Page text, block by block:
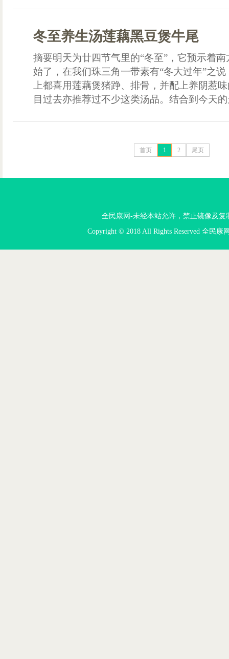
冬至养生汤莲藕黑豆煲牛尾
摘要明天为廿四节气里的“冬至”，它预示着
始了，在我们珠三角一带素有“冬大过年”之
上都喜用莲藕煲猪踭、排骨，并配上养阴惹
目过去亦推荐过不少这类汤品。结合到今天
首页 1 2 尾页
全民康网-未经本站允许，禁止镜像及复
Copyright © 2018 All Rights Reserved 全民康